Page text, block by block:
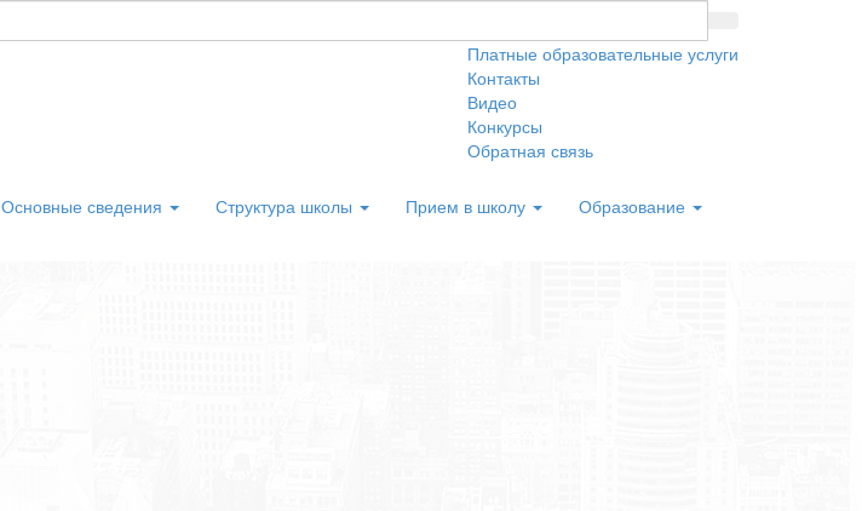
Платные образовательные услуги
Контакты
Видео
Конкурсы
Обратная связь
Основные сведения Структура школы Прием в школу Образование